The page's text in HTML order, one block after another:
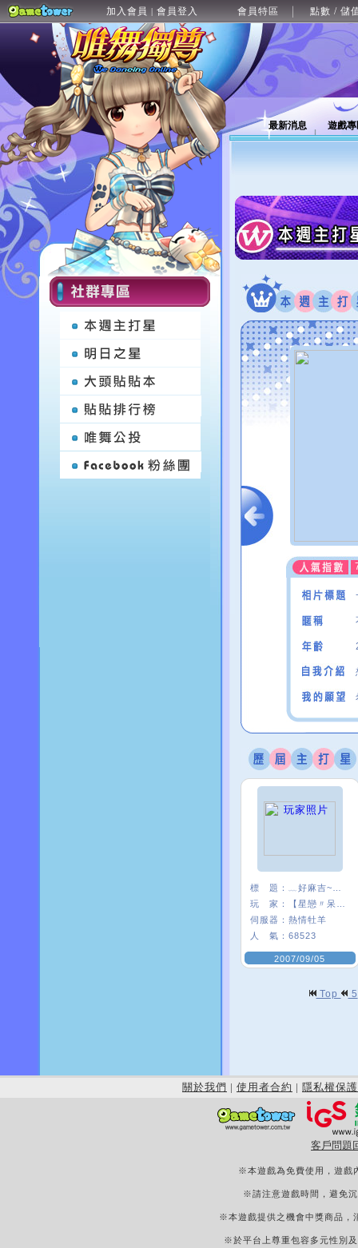
加入會員 | 會員登入 會員特區 點數 / 儲
最新消息 遊戲
標 題：
玩 家：
伺服器： 熱情牡羊
人 氣： 68523
2007/09/05
Top 5
關於我們 | 使用者合約 | 隱私權保護
客戶問題
※本遊戲為免費使用，遊戲
※請注意遊戲時間，避免
※本遊戲提供之機會中獎商品，
※於平台上尊重包容多元性別